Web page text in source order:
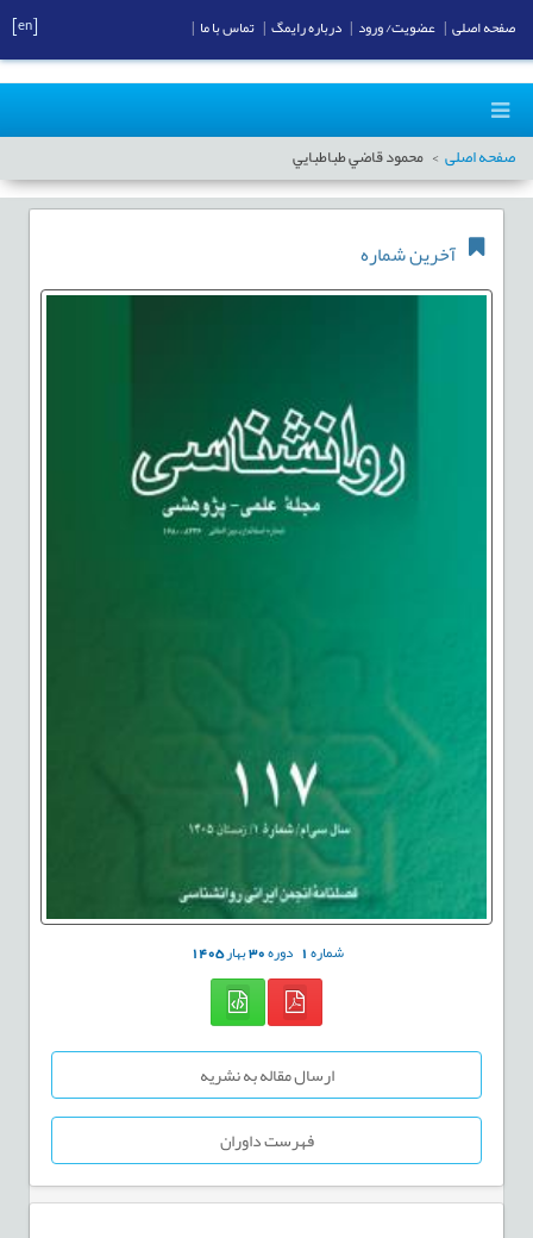
صفحه اصلی محمود قاضي طباطبايي
آخرین شماره
شماره1 دوره30بهار1405
ارسال مقاله به نشریه
فهرست داوران
صفحه اصلی عضویت/ ورود درباره رایمگ تماس با ما